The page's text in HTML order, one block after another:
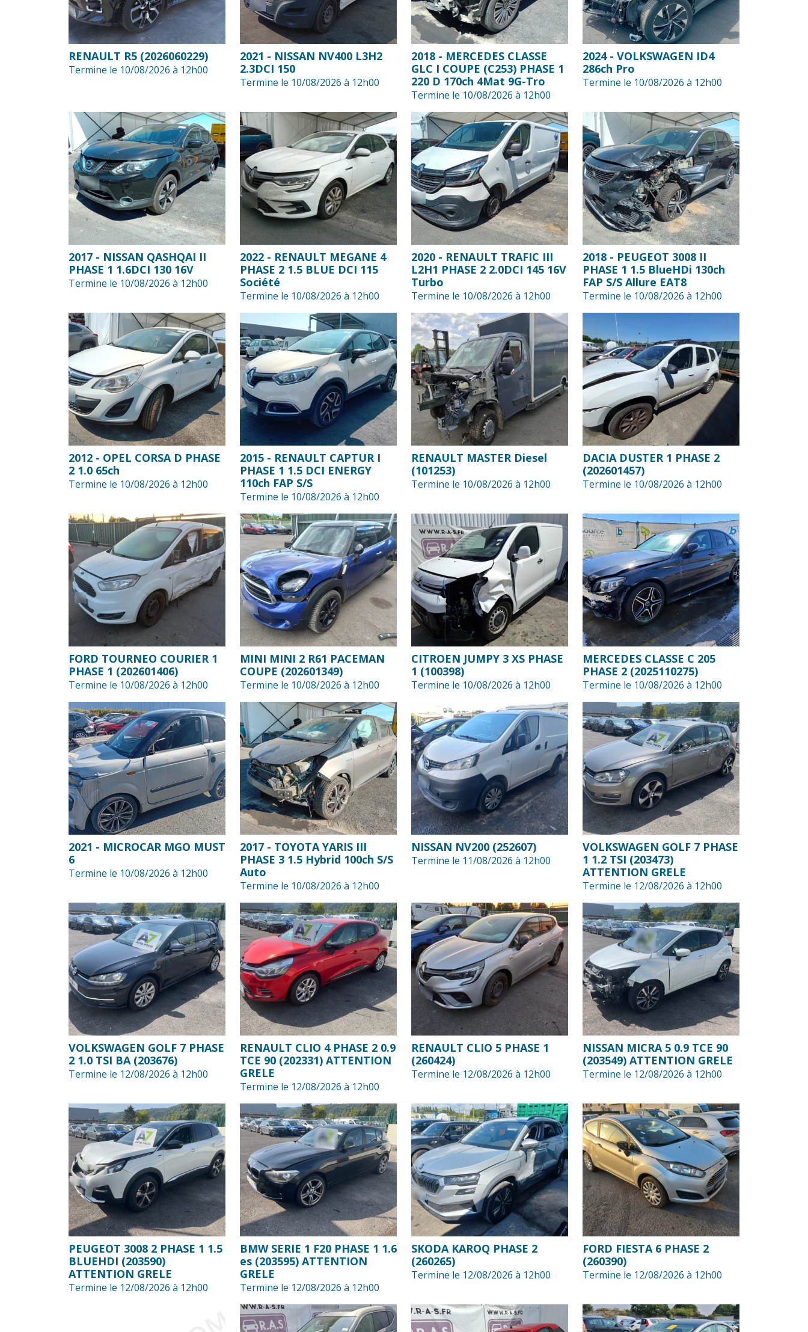
RENAULT R5 (2026060229)
Termine le 10/08/2026 à 12h00
2021 - NISSAN NV400 L3H2
2.3DCI 150
Termine le 10/08/2026 à 12h00
2018 - MERCEDES CLASSE
GLC I COUPE (C253) PHASE 1
220 D 170ch 4Mat 9G-Tro
Termine le 10/08/2026 à 12h00
2024 - VOLKSWAGEN ID4
286ch Pro
Termine le 10/08/2026 à 12h00
2017 - NISSAN QASHQAI II
PHASE 1 1.6DCI 130 16V
Termine le 10/08/2026 à 12h00
2022 - RENAULT MEGANE 4
PHASE 2 1.5 BLUE DCI 115
Société
Termine le 10/08/2026 à 12h00
2020 - RENAULT TRAFIC III
L2H1 PHASE 2 2.0DCI 145 16V
Turbo
Termine le 10/08/2026 à 12h00
2018 - PEUGEOT 3008 II
PHASE 1 1.5 BlueHDi 130ch
FAP S/S Allure EAT8
Termine le 10/08/2026 à 12h00
2012 - OPEL CORSA D PHASE
2 1.0 65ch
Termine le 10/08/2026 à 12h00
2015 - RENAULT CAPTUR I
PHASE 1 1.5 DCI ENERGY
110ch FAP S/S
Termine le 10/08/2026 à 12h00
RENAULT MASTER Diesel
(101253)
Termine le 10/08/2026 à 12h00
DACIA DUSTER 1 PHASE 2
(202601457)
Termine le 10/08/2026 à 12h00
FORD TOURNEO COURIER 1
PHASE 1 (202601406)
Termine le 10/08/2026 à 12h00
MINI MINI 2 R61 PACEMAN
COUPE (202601349)
Termine le 10/08/2026 à 12h00
CITROEN JUMPY 3 XS PHASE
1 (100398)
Termine le 10/08/2026 à 12h00
MERCEDES CLASSE C 205
PHASE 2 (2025110275)
Termine le 10/08/2026 à 12h00
2021 - MICROCAR MGO MUST
6
Termine le 10/08/2026 à 12h00
2017 - TOYOTA YARIS III
PHASE 3 1.5 Hybrid 100ch S/S
Auto
Termine le 10/08/2026 à 12h00
NISSAN NV200 (252607)
Termine le 11/08/2026 à 12h00
VOLKSWAGEN GOLF 7 PHASE
1 1.2 TSI (203473)
ATTENTION GRELE
Termine le 12/08/2026 à 12h00
VOLKSWAGEN GOLF 7 PHASE
2 1.0 TSI BA (203676)
Termine le 12/08/2026 à 12h00
RENAULT CLIO 4 PHASE 2 0.9
TCE 90 (202331) ATTENTION
GRELE
Termine le 12/08/2026 à 12h00
RENAULT CLIO 5 PHASE 1
(260424)
Termine le 12/08/2026 à 12h00
NISSAN MICRA 5 0.9 TCE 90
(203549) ATTENTION GRELE
Termine le 12/08/2026 à 12h00
PEUGEOT 3008 2 PHASE 1 1.5
BLUEHDI (203590)
ATTENTION GRELE
Termine le 12/08/2026 à 12h00
BMW SERIE 1 F20 PHASE 1 1.6
es (203595) ATTENTION
GRELE
Termine le 12/08/2026 à 12h00
SKODA KAROQ PHASE 2
(260265)
Termine le 12/08/2026 à 12h00
FORD FIESTA 6 PHASE 2
(260390)
Termine le 12/08/2026 à 12h00